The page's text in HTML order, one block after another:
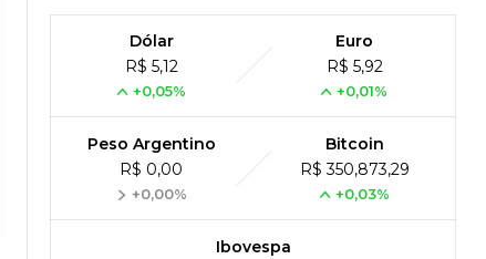
Dólar
R$ 5,12
+0,05%
Euro
R$ 5,92
+0,01%
Peso Argentino
R$ 0,00
+0,00%
Bitcoin
R$ 350,873,29
+0,03%
Ibovespa